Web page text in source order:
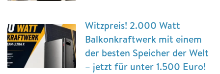
Witzpreis! 2.000 Watt
Balkonkraftwerk mit einem
der besten Speicher der Welt
– jetzt für unter 1.500 Euro!